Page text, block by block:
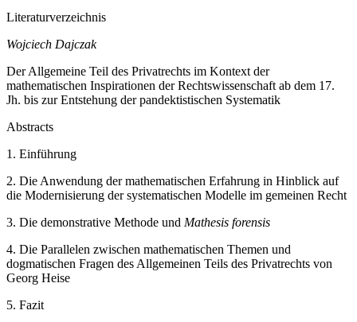
Literaturverzeichnis
Wojciech Dajczak
Der Allgemeine Teil des Privatrechts im Kontext der
mathematischen Inspirationen der Rechtswissenschaft ab dem 17.
Jh. bis zur Entstehung der pandektistischen Systematik
Abstracts
1. Einführung
2. Die Anwendung der mathematischen Erfahrung in Hinblick auf
die Modernisierung der systematischen Modelle im gemeinen Recht
3. Die demonstrative Methode und Mathesis forensis
4. Die Parallelen zwischen mathematischen Themen und
dogmatischen Fragen des Allgemeinen Teils des Privatrechts von
Georg Heise
5. Fazit